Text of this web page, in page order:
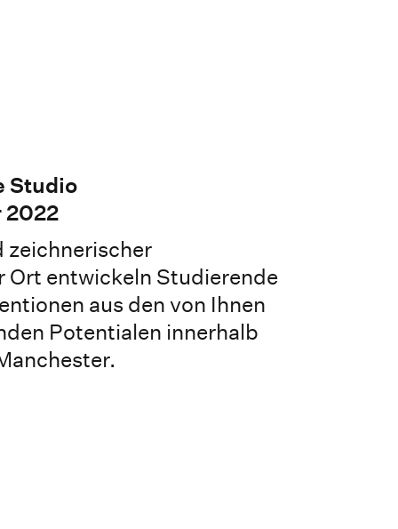
Studio
2022
zeichnerischer
Ort entwickeln Studierende
aus den von Ihnen
Potentialen innerhalb